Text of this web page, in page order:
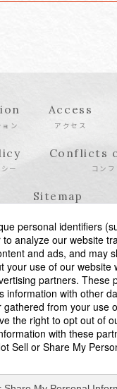
ン
Access
アクセス
ー
Conflicts
コン
Sitemap
区六本木6-10-1 六本